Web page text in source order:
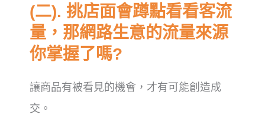
(二). 挑店面會蹲點看看客流
量，那網路生意的流量來源
你掌握了嗎?
讓商品有被看見的機會，才有可能創造成
交。